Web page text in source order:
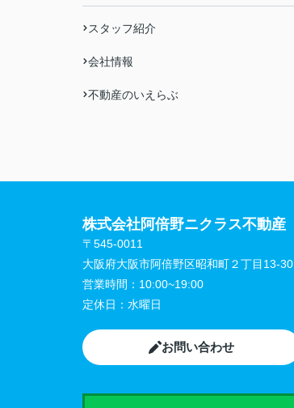
スタッフ紹介
会社情報
不動産のいえらぶ
株式会社阿倍野ニクラス不動産
〒545-0011
大阪府大阪市阿倍野区昭和町２丁目13-30
営業時間： 10:00~19:00
定休日： 水曜日
お問い合わせ